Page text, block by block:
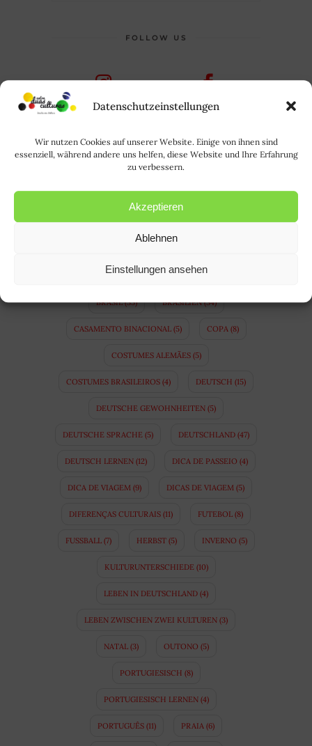
Datenschutzeinstellungen
Wir nutzen Cookies auf unserer Website. Einige von ihnen sind
essenziell, während andere uns helfen, diese Website und Ihre Erfahrung
zu verbessern.
Akzeptieren
Ablehnen
Einstellungen ansehen
FOLLOW US
INSTAGRAM FACEBOOK
TAGS
ALEMANHA(64) ALEMÃO
A LÍNGUA ALEMÃ(10)
BAYERN(4) BINATIONALE EHE
BRASIL(35) BRASILIEN(34)
CASAMENTO BINACIONAL(5) COPA(8)
COSTUMES ALEMÃES(5)
COSTUMES BRASILEIROS (4) DEUTSCH (15)
DEUTSCHE GEWOHNHEITEN (5)
DEUTSCHE SPRACHE (5) DEUTSCHLAND (47)
DEUTSCH LERNEN(12) DICA DE PASSEIO (4)
DICA DE VIAGEM (9) DICAS DE VIAGEM (5)
DIFERENÇAS CULTURAIS (11) FUTEBOL (8)
FUSSBALL (7) HERBST(5) INVERNO (5)
KULTURUNTERSCHIEDE(10)
LEBEN IN DEUTSCHLAND (4)
LEBEN ZWISCHEN ZWEI KULTUREN (3)
NATAL(3) OUTONO (5)
PORTUGIESISCH (8)
PORTUGIESISCH LERNEN(4)
PORTUGUÊS (11) PRAIA (6)